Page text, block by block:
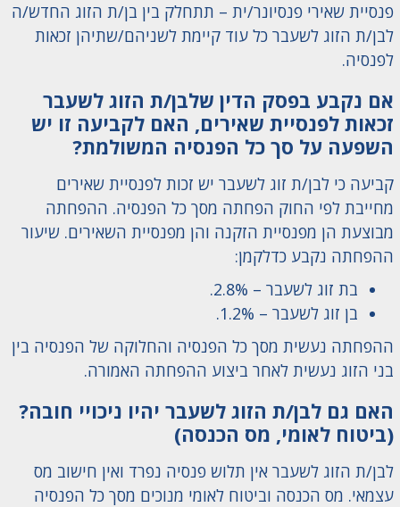
פנסיית שאירי פנסיונר/ית – תתחלק בין בן/ת הזוג החדש/ה
לבן/ת הזוג לשעבר כל עוד קיימת לשניהם/שתיהן זכאות
לפנסיה.
אם נקבע בפסק הדין שלבן/ת הזוג לשעבר
זכאות לפנסיית שאירים, האם לקביעה זו יש
השפעה על סך כל הפנסיה המשולמת?
קביעה כי לבן/ת זוג לשעבר יש זכות לפנסיית שאירים
מחייבת לפי החוק הפחתה מסך כל הפנסיה. ההפחתה
מבוצעת הן מפנסיית הזקנה והן מפנסיית השאירים. שיעור
ההפחתה נקבע כדלקמן:
בת זוג לשעבר – 2.8%.
בן זוג לשעבר – 1.2%.
ההפחתה נעשית מסך כל הפנסיה והחלוקה של הפנסיה בין
בני הזוג נעשית לאחר ביצוע ההפחתה האמורה.
האם גם לבן/ת הזוג לשעבר יהיו ניכויי חובה?
(ביטוח לאומי, מס הכנסה)
לבן/ת הזוג לשעבר אין תלוש פנסיה נפרד ואין חישוב מס
עצמאי. מס הכנסה וביטוח לאומי מנוכים מסך כל הפנסיה